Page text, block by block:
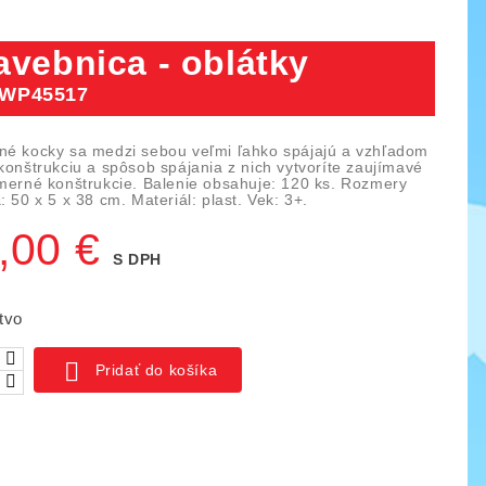
IO blocks, 1000 ks Piks náučný set 128 ks
- oblátky
kocky sa medzi sebou veľmi ľahko spájajú a vzhľadom
a spôsob spájania z nich vytvoríte zaujímavé
konštrukcie. Balenie obsahuje: 120 ks. Rozmery
50 x 5 x 38 cm. Materiál: plast. Vek: 3+.
€ S DPH
 Pridať do košíka